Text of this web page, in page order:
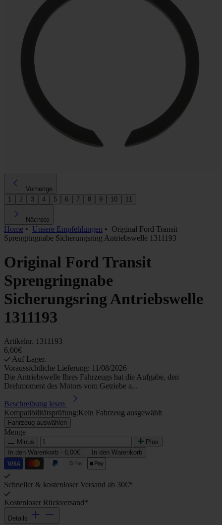
Vorherige
1
2 3 4 5 6 7 8 9 10 11
Nächste
Home • Unsere Empfehlungen • Original Ford Transit
Sprengringnabe Sicherungsring Antriebswelle 1311193
Original Ford Transit
Sprengringnabe
Sicherungsring Antriebswelle
1311193
Artikelnr. 1311193
6,00€
Auf Lager.
Voraussichtliche Lieferung: 11/08/2026
Die Antriebswelle Ihres Fahrzeugs hat die Aufgabe, den
Drehmoment des Motors vom Getriebe a...
Beschreibung lesen
Kompatibilitätsprüfung:Kein Fahrzeug ausgewählt
Fahrzeug auswählen
Menge
Minus
Plus
In den Warenkorb - 6,00€ In den Warenkorb
Schneller & kostenloser Versand ab 30€*
Kostenloser Rückversand*
Details